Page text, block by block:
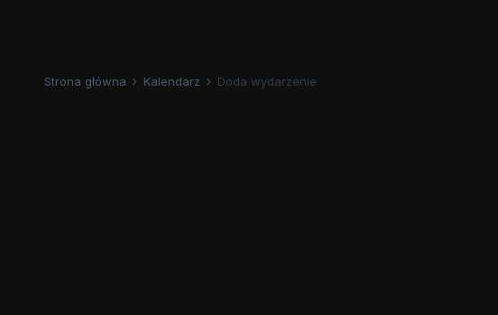
Strona główna Kalendarz Doda wydarzenie